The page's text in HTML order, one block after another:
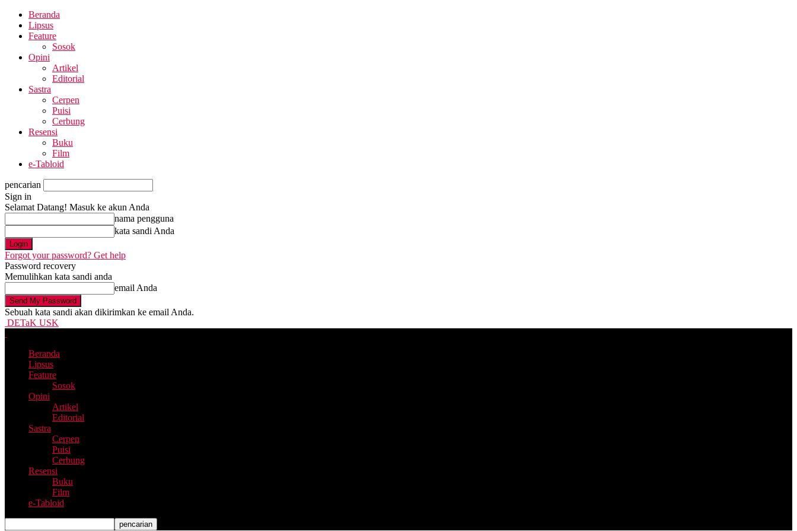
Beranda
Lipsus
Feature
Sosok
Opini
Artikel
Editorial
Sastra
Cerpen
Puisi
Cerbung
Resensi
Buku
Film
e-Tabloid
pencarian
Sign in
Selamat Datang! Masuk ke akun Anda
nama pengguna
kata sandi Anda
Forgot your password? Get help
Password recovery
Memulihkan kata sandi anda
email Anda
Sebuah kata sandi akan dikirimkan ke email Anda.
DETaK USK
Beranda
Lipsus
Feature
Sosok
Opini
Artikel
Editorial
Sastra
Cerpen
Puisi
Cerbung
Resensi
Buku
Film
e-Tabloid